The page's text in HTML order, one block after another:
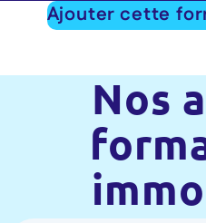
Ajouter cette
Nos